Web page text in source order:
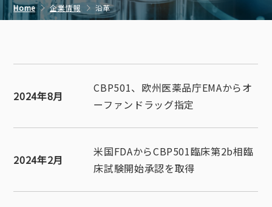
Home 企業情報 沿革
2024年8月
CBP501、欧州医薬品庁EMAからオ
ーファンドラッグ指定
2024年2月
米国FDAからCBP501臨床第2b相臨
床試験開始承認を取得